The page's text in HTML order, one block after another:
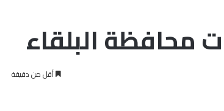
محافظة البلقاء
أقل من دقيقة